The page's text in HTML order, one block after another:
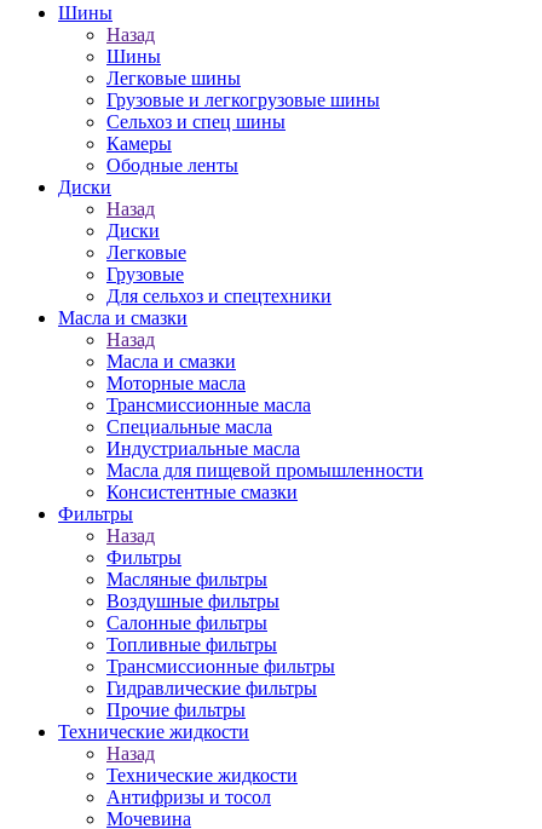
Шины
Назад
Шины
Легковые шины
Грузовые и легкогрузовые шины
Сельхоз и спец шины
Камеры
Ободные ленты
Диски
Назад
Диски
Легковые
Грузовые
Для сельхоз и спецтехники
Масла и смазки
Назад
Масла и смазки
Моторные масла
Трансмиссионные масла
Специальные масла
Индустриальные масла
Масла для пищевой промышленности
Консистентные смазки
Фильтры
Назад
Фильтры
Масляные фильтры
Воздушные фильтры
Салонные фильтры
Топливные фильтры
Трансмиссионные фильтры
Гидравлические фильтры
Прочие фильтры
Технические жидкости
Назад
Технические жидкости
Антифризы и тосол
Мочевина